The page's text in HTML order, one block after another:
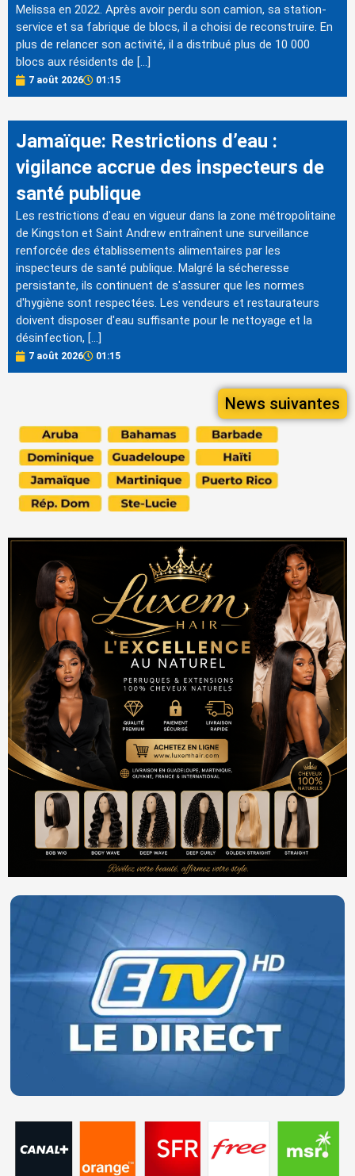
Melissa en 2022. Après avoir perdu son camion, sa station-
service et sa fabrique de blocs, il a choisi de reconstruire. En
plus de relancer son activité, il a distribué plus de 10 000
blocs aux résidents de […]
7 août 2026 01:15
Jamaïque: Restrictions d’eau :
vigilance accrue des inspecteurs de
santé publique
Les restrictions d'eau en vigueur dans la zone métropolitaine
de Kingston et Saint Andrew entraînent une surveillance
renforcée des établissements alimentaires par les
inspecteurs de santé publique. Malgré la sécheresse
persistante, ils continuent de s'assurer que les normes
d'hygiène sont respectées. Les vendeurs et restaurateurs
doivent disposer d'eau suffisante pour le nettoyage et la
désinfection, […]
7 août 2026 01:15
News suivantes